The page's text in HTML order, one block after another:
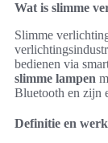
Wat is slimme
Slimme
bedienen via
slimme lampen
Bluetooth en zijn
Definitie en